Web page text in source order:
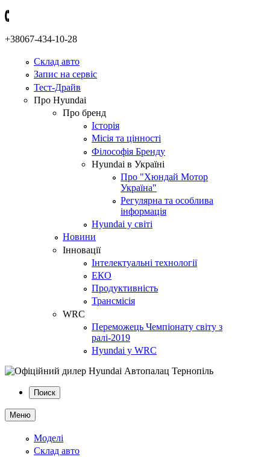
+38067-434-10-28
Склад авто
Запис на сервіс
Тест-Драйв
Про Hyundai
Про бренд
Історія
Місія та цінності
Філософія Бренду
Hyundai в Україні
Про "Хюндай Мотор
Україна"
Регулярна та особлива
інформація
Hyundai у світі
Новини
Інновації
Інтелектуальні технології
ЕКО
Продуктивність
Трансмісія
WRC
Переможець Чемпіонату світу з
ралі-2019
Hyundai у WRC
Поиск
Меню
Моделі
Склад авто